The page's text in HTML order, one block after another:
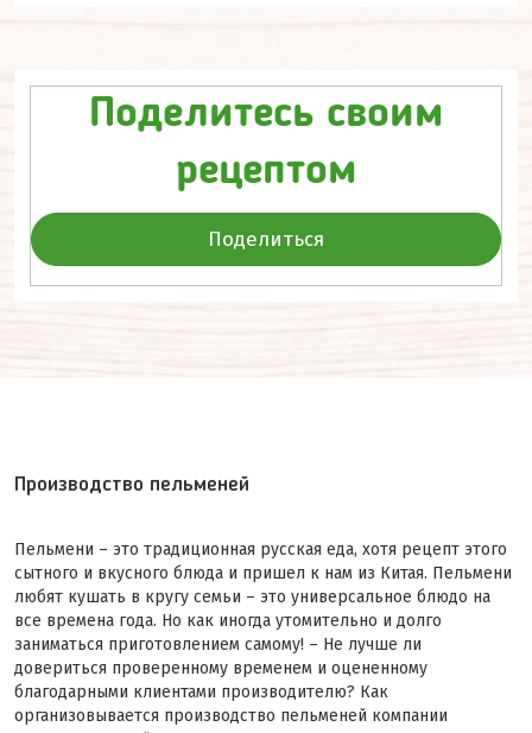
Поделитесь своим
рецептом
Поделиться
Производство пельменей
Пельмени – это традиционная русская еда, хотя рецепт этого
сытного и вкусного блюда и пришел к нам из Китая. Пельмени
любят кушать в кругу семьи – это универсальное блюдо на
все времена года. Но как иногда утомительно и долго
заниматься приготовлением самому! – Не лучше ли
довериться проверенному временем и оцененному
благодарными клиентами производителю? Как
организовывается производство пельменей компании